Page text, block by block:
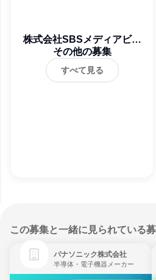
株式会社SBSメディアビジ
ョン
その他の募集
すべて見る
この募集と一緒に見られている
パナソニック株式会社
半導体・電子機器メーカー